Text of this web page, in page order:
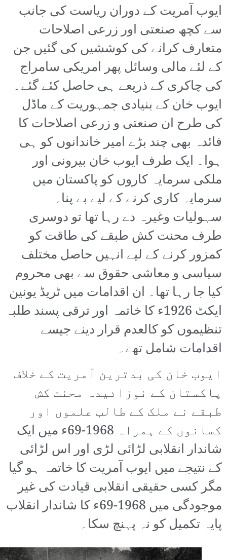
ایوب آمریت کے دوران ریاست کی جانب
سے کچھ صنعتی اور زرعی اصلاحات
متعارف کرانے کی کوششیں کی گئیں جن
کے لئے مالی وسائل پھر امریکی سامراج
کی چاکری کے ذریعے ہی حاصل کئے گئے۔
ایوب خان کے بنیادی جمہوریت کے ماڈل
کی طرح ان صنعتی و زرعی اصلاحات کا
فائدہ بھی چند بڑے امیر خاندانوں کو ہی
ہوا۔ ایک طرف ایوب خان بیرونی اور
ملکی سرمایہ کاروں کو پاکستان میں
سرمایہ کاری کرنے کے لیے بے پناہ
سہولیات وغیرہ دے رہا تھا تو دوسری
طرف محنت کش طبقے کی طاقت کو
کمزور کرنے کے لیے انہیں حاصل مختلف
سیاسی و معاشی حقوق سے بھی محروم
کیا جا رہا تھا۔ ان اقدامات میں ٹریڈ یونین
ایکٹ 1926ء کا خاتمہ اور ترقی پسند طلبہ
تنظیموں کو کالعدم قرار دینے جیسے
اقدامات شامل تھے۔
ایوب خان کی بدترین آمریت کے خلاف
پاکستان کے نوزائیدہ محنت کش
طبقے نے ملک کے طالب علموں اور
کسانوں کے ہمراہ 1968-69ء میں ایک
شاندار انقلابی لڑائی لڑی اور اس لڑائی
کے نتیجے میں ایوب آمریت کا خاتمہ ہو گیا
مگر کسی حقیقی انقلابی قیادت کی غیر
موجودگی میں 1968-69ء کا شاندار انقلاب
پایہ تکمیل کو نہ پہنچ سکا۔